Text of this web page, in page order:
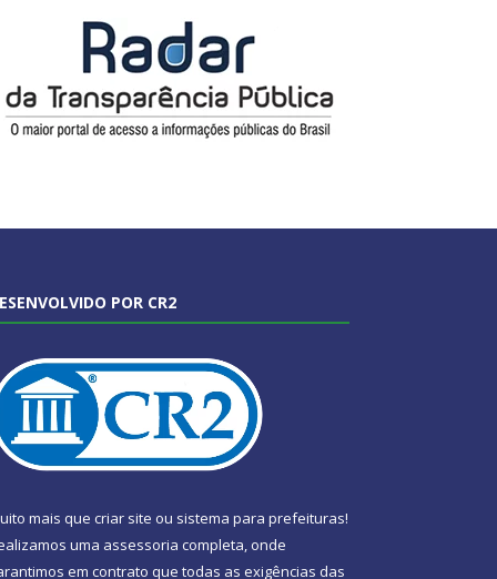
POR CR2
mais que criar site ou sistema para prefeituras!
uma assessoria completa, onde
em contrato que todas as exigências das